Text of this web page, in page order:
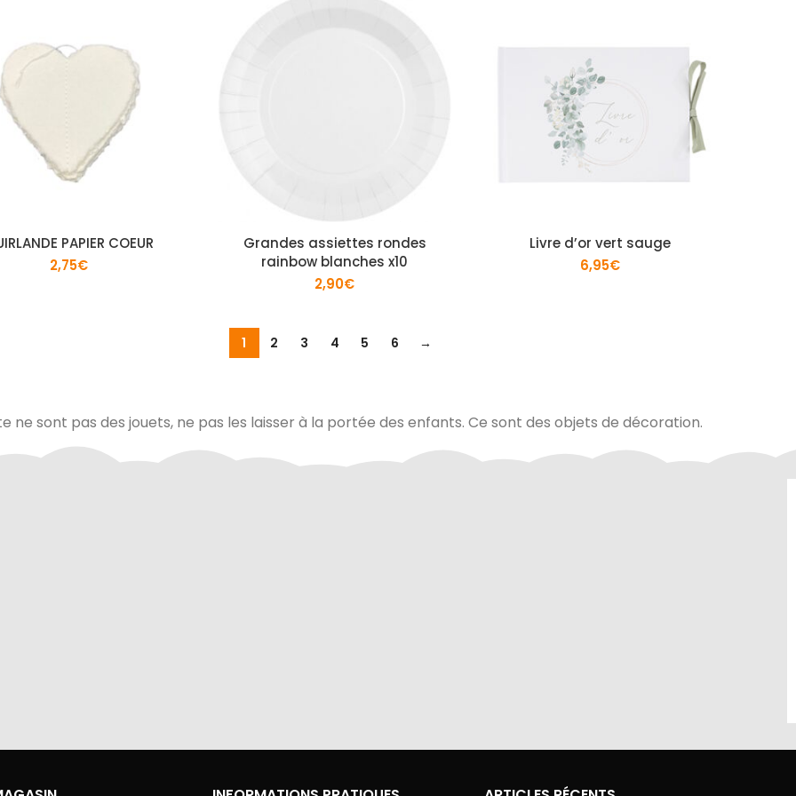
PAPIER COEUR
2,75€
Grandes assiettes rondes
rainbow blanches x10
2,90€
Livre d’or vert sauge
6,95€
1 2 3 4 5 6 →
ne sont pas des jouets, ne pas les laisser à la portée des enfants. Ce sont des objets de décoration.